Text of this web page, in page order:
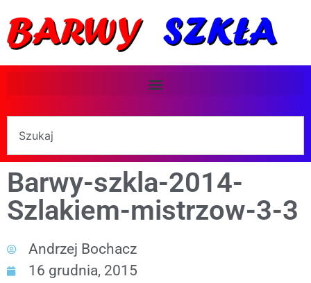
Barwy-szkla-2014-
Szlakiem-mistrzow-3-3
Andrzej Bochacz
16 grudnia, 2015